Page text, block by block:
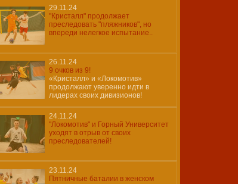
29.11.24
"Кристалл" продолжает
преследовать "пляжников", но
впереди нелегкое испытание..
26.11.24
9 очков из 9!
«Кристалл» и «Локомотив»
продолжают уверенно идти в
лидерах своих дивизионов!
24.11.24
"Локомотив" и Горный Университет
уходят в отрыв от своих
преследователей!
23.11.24
Пятничные баталии в женском